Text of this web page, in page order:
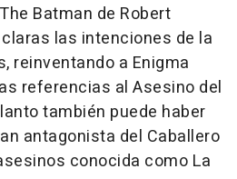
Batman de Robert
las intenciones de la
reinventando a Enigma
referencias al Asesino del
también puede haber
antagonista del Caballero
conocida como La